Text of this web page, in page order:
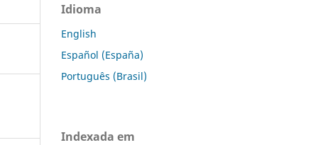
Idioma
English
Español (España)
Português (Brasil)
Indexada em